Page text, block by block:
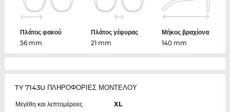
Πλάτος φακού
56 mm
Πλάτος γέφυρας
21 mm
Μήκος βραχίονα
140 mm
TY 7143U ΠΛΗΡΟΦΟΡΙΕΣ ΜΟΝΤΕΛΟΥ
Μεγέθη και λεπτομέρειες
XL